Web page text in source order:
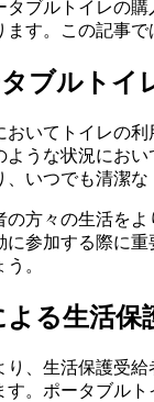
ブルトイレの
す。この記事
ブルトイ
いてトイレの
うな状況にお
いつでも清潔な
方々の生活を
参加する際に
。
る生活保
、生活保護受
。ポータブル